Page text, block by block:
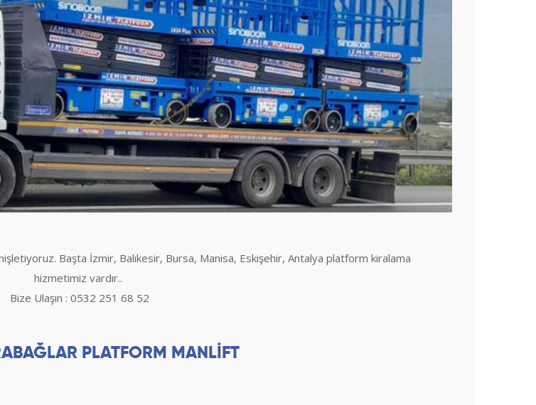
Başta İzmir, Balıkesir, Bursa, Manisa, Eskişehir, Antalya platform kiralama
hizmetimiz vardır..
Bize Ulaşın : 0532 251 68 52
PLATFORM MANLİFT